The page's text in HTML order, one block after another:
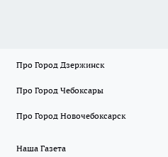
Про Город Дзержинск
Про Город Чебоксары
Про Город Новочебоксарск
Наша Газета